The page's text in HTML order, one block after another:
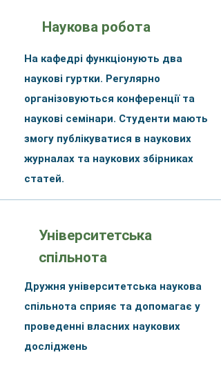
Наукова робота
На кафедрі функціонують два
наукові гуртки. Регулярно
організовуються конференції та
наукові семінари. Студенти мають
змогу публікуватися в наукових
журналах та наукових збірниках
статей.
Університетська
спільнота
Дружня університетська наукова
спільнота сприяє та допомагає у
проведенні власних наукових
досліджень